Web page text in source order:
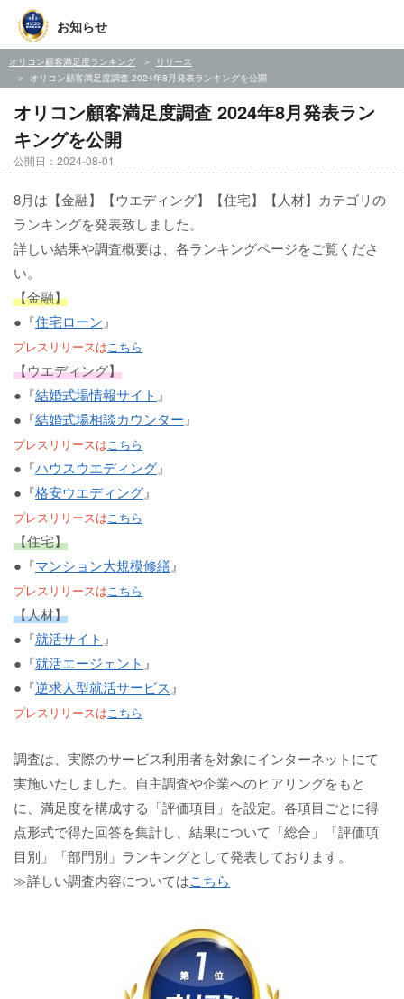
お知らせ
オリコン顧客満足度ランキング
リリース
オリコン顧客満足度調査 2024年8月発表ランキングを公開
オリコン顧客満足度調査 2024年8月発表ラン
キングを公開
公開日：2024-08-01
8月は【金融】【ウエディング】【住宅】【人材】カテゴリの
ランキングを発表致しました。
詳しい結果や調査概要は、各ランキングページをご覧くださ
い。
【金融】
●『住宅ローン 』
プレスリリースはこちら
【ウエディング】
●『結婚式場情報サイト 』
●『結婚式場相談カウンター 』
プレスリリースはこちら
●『ハウスウエディング』
●『格安ウエディング』
プレスリリースはこちら
【住宅】
●『マンション大規模修繕』
プレスリリースはこちら
【人材】
●『就活サイト 』
●『就活エージェント 』
●『逆求人型就活サービス 』
プレスリリースはこちら
調査は、実際のサービス利用者を対象にインターネットにて
実施いたしました。自主調査や企業へのヒアリングをもと
に、満足度を構成する「評価項目」を設定。各項目ごとに得
点形式で得た回答を集計し、結果について「総合」「評価項
目別」「部門別」ランキングとして発表しております。
≫詳しい調査内容についてはこちら